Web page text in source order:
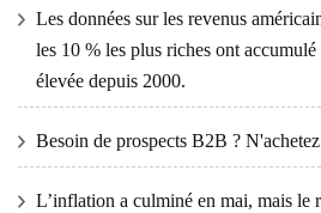
Les données sur les revenus
les 10 % les plus riches ont
élevée depuis 2000.
Besoin de prospects B2B ?
L’inflation a culminé en mai, mais le